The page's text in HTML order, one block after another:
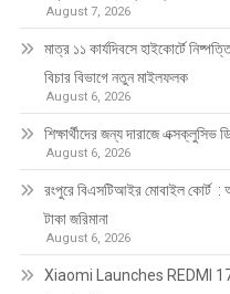
August 7, 2026
মাত্র ১১ কার্যদিবসে হাইকোর্টে
বিচার বিভাগে নতুন মাইলফলক
August 6, 2026
শিক্ষার্থীদের জন্য দারাজে এক্সক্লুসিভ
August 6, 2026
রংপুরে বিএসটিআইর মোবাইল কোর্ট :
টাকা জরিমানা
August 6, 2026
Xiaomi Launches REDMI